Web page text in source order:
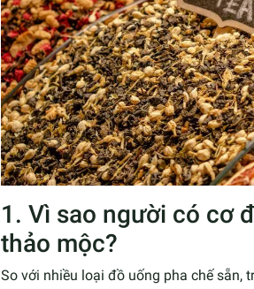
1. Vì sao người có cơ
thảo mộc?
So với nhiều loại đồ uống pha chế sẵn,